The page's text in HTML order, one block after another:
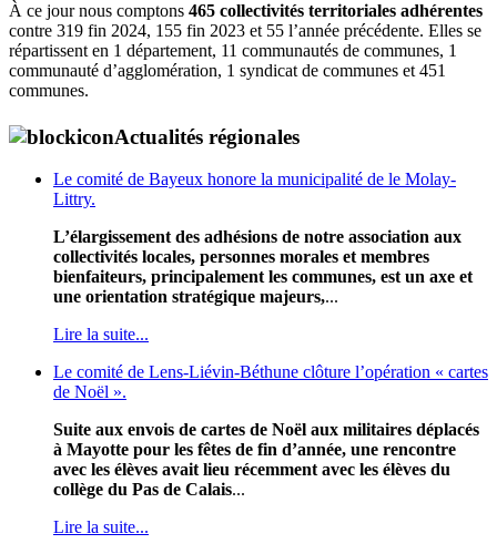
À ce jour nous comptons 465 collectivités territoriales adhérentes
contre 319 fin 2024, 155 fin 2023 et 55 l’année précédente. Elles se
répartissent en 1 département, 11 communautés de communes, 1
communauté d’agglomération, 1 syndicat de communes et 451
communes.
Actualités régionales
Le comité de Bayeux honore la municipalité de le Molay-
Littry.
L’élargissement des adhésions de notre association aux
collectivités locales, personnes morales et membres
bienfaiteurs, principalement les communes, est un axe et
une orientation stratégique majeurs,...
Lire la suite...
Le comité de Lens-Liévin-Béthune clôture l’opération « cartes
de Noël ».
Suite aux envois de cartes de Noël aux militaires déplacés
à Mayotte pour les fêtes de fin d’année, une rencontre
avec les élèves avait lieu récemment avec les élèves du
collège du Pas de Calais...
Lire la suite...